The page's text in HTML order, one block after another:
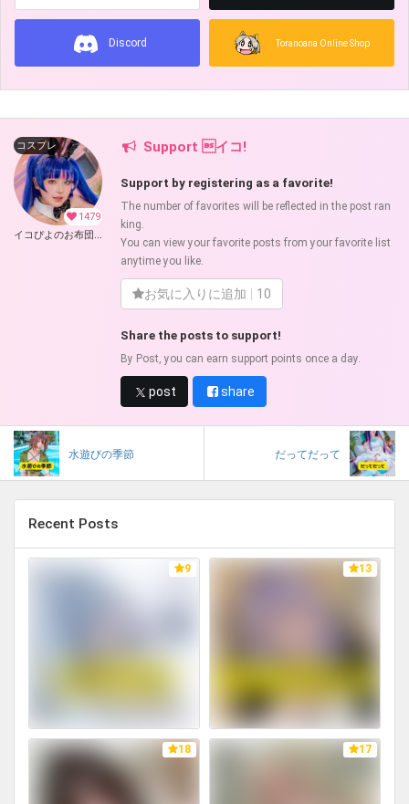
Discord Toranoana Online Shop
1479
コスプレ
イコぴよのお布団 (イコ)
Support イコ!
Support by registering as a favorite!
The number of favorites will be reflected in the post ran
king.
You can view your favorite posts from your favorite list
anytime you like.
お気に入りに追加 10
Share the posts to support!
By Post, you can earn support points once a day.
post share
水遊びの季節 だってだって
Recent Posts
9 13
18 17